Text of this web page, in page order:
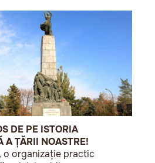
DE PE ISTORIA
A ȚĂRII NOASTRE!
o organizație practic